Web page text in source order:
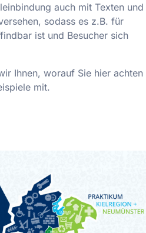
auch mit Texten und
sodass es z.B. für
ist und Besucher sich
Ihnen, worauf Sie hier achten
mit.